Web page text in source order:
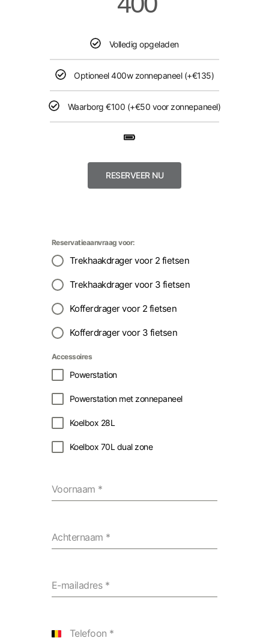
Volledig opgeladen​​
Optioneel 400w zonnepaneel (+€135)​​
Waarborg €100 (+€50 voor zonnepaneel)​
RESERVEER NU
Reservatieaanvraag voor:
Trekhaakdrager voor 2 fietsen
Trekhaakdrager voor 3 fietsen
Kofferdrager voor 2 fietsen
Kofferdrager voor 3 fietsen
Accessoires
Powerstation
Powerstation met zonnepaneel
Koelbox 28L
Koelbox 70L dual zone
Voornaam *
Achternaam *
E-mailadres *
Telefoon *